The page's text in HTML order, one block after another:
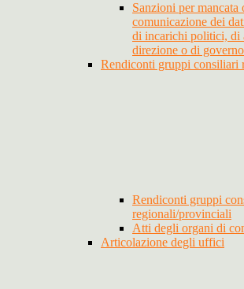
Sanzioni per mancata
comunicazione dei
di incarichi politici, di
direzione o di governo
Rendiconti gruppi consiliari
Rendiconti gruppi
regionali/provinciali
Atti degli organi di
Articolazione degli uffici